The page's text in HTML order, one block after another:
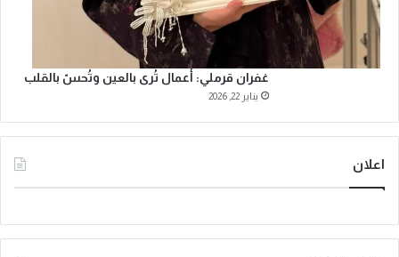
غفران قرملي: أعمال تُرى بالعين وتُحسّ بالقلب
يناير 22, 2026
اعلان